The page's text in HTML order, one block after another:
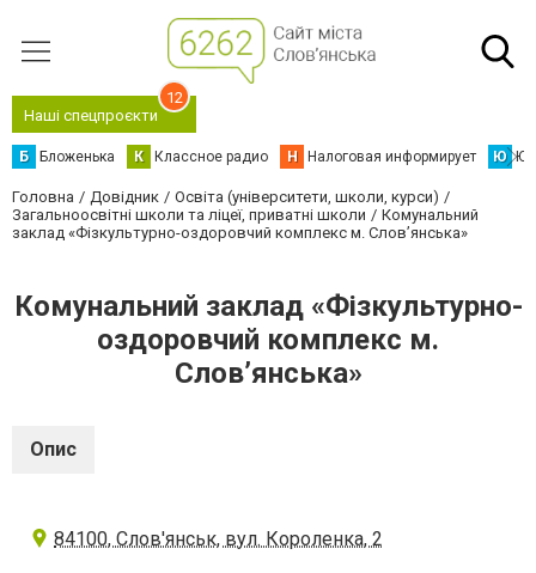
Наші спецпроєкти
12
Б Бложенька К Классное радио Н Налоговая информирует Ю
Головна Довідник
Освіта (університети, школи, курси)
Загальноосвітні школи та ліцеї, приватні школи
Комунальний
заклад «Фізкультурно-оздоровчий комплекс м. Слов’янська»
Комунальний заклад «Фізкультурно-
оздоровчий комплекс м.
Слов’янська»
Опис
84100, Слов'янськ, вул. Короленка, 2